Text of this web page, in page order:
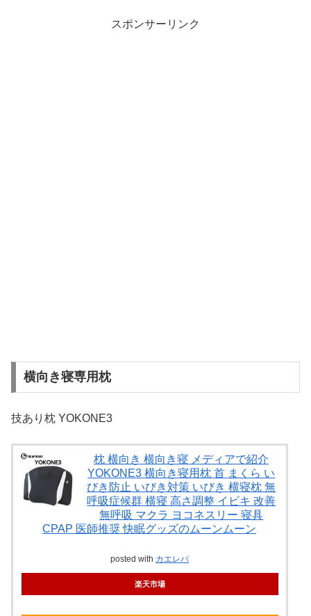
スポンサーリンク
横向き寝専用枕
技あり枕 YOKONE3
枕 横向き 横向き寝 メディアで紹介
YOKONE3 横向き寝用枕 首 まくら い
びき防止 いびき対策 いびき 横寝枕 無
呼吸症候群 横寝 高さ調整 イビキ 改善
無呼吸 マクラ ヨコネスリー 寝具
CPAP 医師推奨 快眠グッズのムーンムーン
posted with カエレバ
楽天市場